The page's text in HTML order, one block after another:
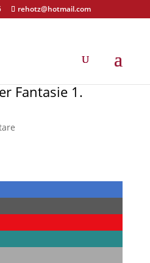
rehotz@hotmail.com
Fantasie 1.